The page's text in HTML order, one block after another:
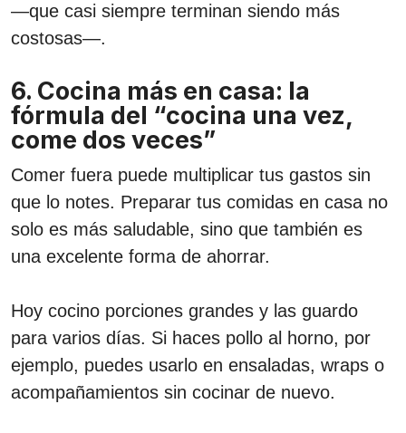
—que casi siempre terminan siendo más
costosas—.
6. Cocina más en casa: la
fórmula del “cocina una vez,
come dos veces”
Comer fuera puede multiplicar tus gastos sin
que lo notes. Preparar tus comidas en casa no
solo es más saludable, sino que también es
una excelente forma de ahorrar.
Hoy cocino porciones grandes y las guardo
para varios días. Si haces pollo al horno, por
ejemplo, puedes usarlo en ensaladas, wraps o
acompañamientos sin cocinar de nuevo.